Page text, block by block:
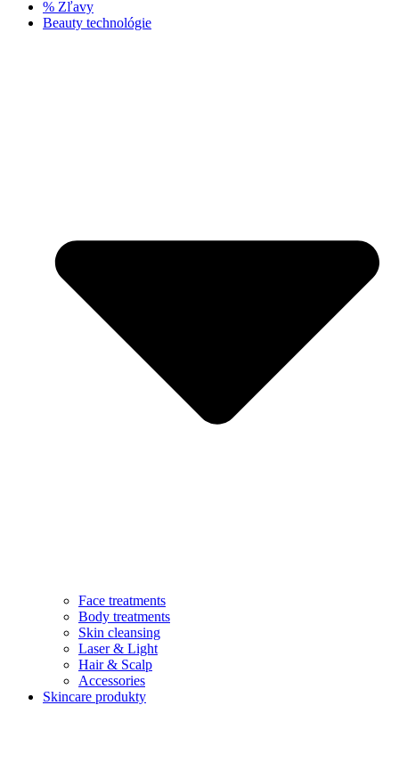
% Zľavy
Beauty technológie
Face treatments
Body treatments
Skin cleansing
Laser & Light
Hair & Scalp
Accessories
Skincare produkty